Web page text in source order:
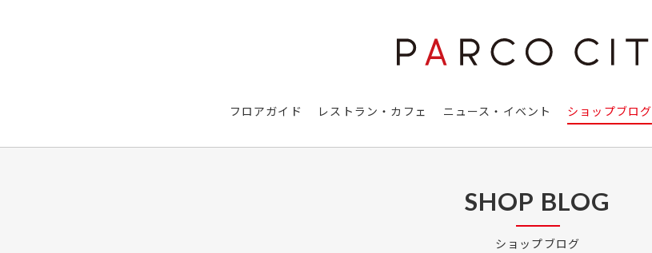
フロアガイド レストラン・カフェ ニュース・イベント ショップブログ
SHOP BLOG
ショップブログ